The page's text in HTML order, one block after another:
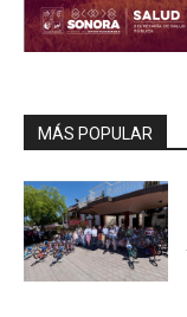
MÁS POPULAR